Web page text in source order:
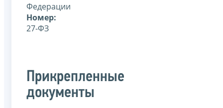
Федерации
Номер:
27-ФЗ
Прикрепленные
документы